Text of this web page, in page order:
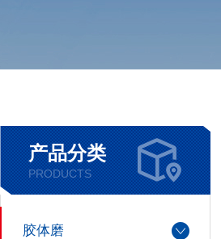
产品分类
PRODUCTS
胶体磨